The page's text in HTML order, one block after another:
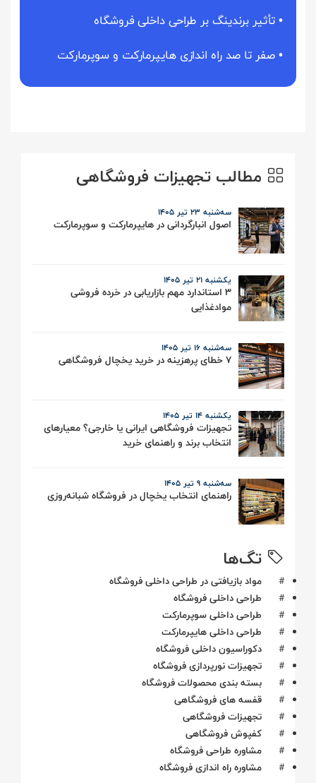
•تأثیر برندینگ بر طراحی داخلی فروشگاه
•صفر تا صد راه اندازی هایپرمارکت و سوپرمارکت
مطالب تجهیزات فروشگاهی
سه‌شنبه 23 تیر ۱۴۰۵
اصول انبارگردانی در هایپرمارکت و سوپرمارکت
یکشنبه 21 تیر ۱۴۰۵
3 استاندارد مهم بازاریابی در خرده فروشی
موادغذایی
سه‌شنبه 16 تیر ۱۴۰۵
7 خطای پرهزینه در خرید یخچال فروشگاهی
یکشنبه 14 تیر ۱۴۰۵
تجهیزات فروشگاهی ایرانی یا خارجی؟ معیارهای
انتخاب برند و راهنمای خرید
سه‌شنبه 9 تیر ۱۴۰۵
راهنمای انتخاب یخچال در فروشگاه شبانه‌روزی
تگ‌ها
#
مواد بازیافتی در طراحی داخلی فروشگاه
#
طراحی داخلی فروشگاه
#
طراحی داخلی سوپرمارکت
#
طراحی داخلی هایپرمارکت
#
دکوراسیون داخلی فروشگاه
#
تجهیزات نورپردازی فروشگاه
#
بسته بندی محصولات فروشگاه
#
قفسه های فروشگاهی
#
تجهیزات فروشگاهی
#
کفپوش فروشگاهی
#
مشاوره طراحی فروشگاه
#
مشاوره راه اندازی فروشگاه